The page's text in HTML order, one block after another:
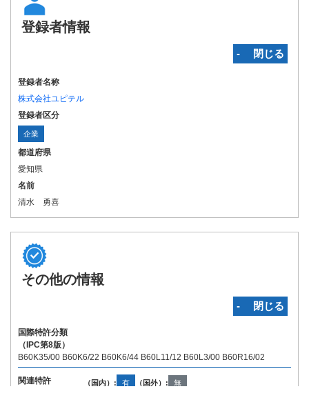
登録者情報
‐ 閉じる
登録者名称
株式会社ユピテル
登録者区分
企業
都道府県
愛知県
名前
清水 勇喜
その他の情報
‐ 閉じる
国際特許分類
（IPC第8版）
B60K35/00 B60K6/22 B60K6/44 B60L11/12 B60L3/00 B60R16/02
関連特許 （国内）: 有 （国外）: 無